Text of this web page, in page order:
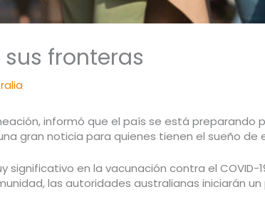
fronteras
informó que el país se está
gran noticia para quienes tienen el sueño de
significativo en la vacunación contra el
las autoridades australianas iniciarán